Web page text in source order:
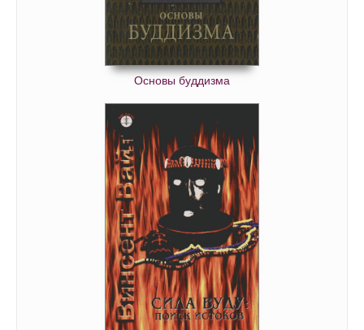
Основы буддизма